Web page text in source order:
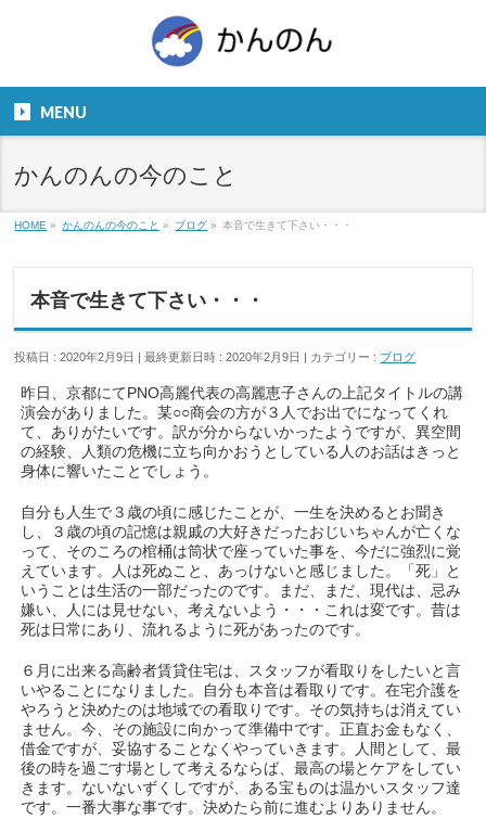
９：００～１８：００
MENU
かんのんの今のこと
HOME » かんのんの今のこと » ブログ » 本音で生きて下さい・・・
本音で生きて下さい・・・
投稿日 : 2020年2月9日 最終更新日時 : 2020年2月9日 カテゴリー : ブログ
昨日、京都にてPNO高麗代表の高麗恵子さんの上記タイトルの講
演会がありました。某○○商会の方が３人でお出でになってくれ
て、ありがたいです。訳が分からないかったようですが、異空間
の経験、人類の危機に立ち向かおうとしている人のお話はきっと
身体に響いたことでしょう。
自分も人生で３歳の頃に感じたことが、一生を決めるとお聞き
し、３歳の頃の記憶は親戚の大好きだったおじいちゃんが亡くな
って、そのころの棺桶は筒状で座っていた事を、今だに強烈に覚
えています。人は死ぬこと、あっけないと感じました。「死」と
いうことは生活の一部だったのです。まだ、まだ、現代は、忌み
嫌い、人には見せない、考えないよう・・・これは変です。昔は
死は日常にあり、流れるように死があったのです。
６月に出来る高齢者賃貸住宅は、スタッフが看取りをしたいと言
いやることになりました。自分も本音は看取りです。在宅介護を
やろうと決めたのは地域での看取りです。その気持ちは消えてい
ません。今、その施設に向かって準備中です。正直お金もなく、
借金ですが、妥協することなくやっていきます。人間として、最
後の時を過ごす場として考えるならば、最高の場とケアをしてい
きます。ないないずくしですが、ある宝ものは温かいスタッフ達
です。一番大事な事です。決めたら前に進むよりありません。